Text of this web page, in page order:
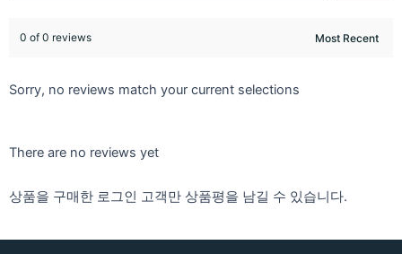
0 of 0 reviews
Sorry, no reviews match your current selections
There are no reviews yet
상품을 구매한 로그인 고객만 상품평을 남길 수 있습니다.